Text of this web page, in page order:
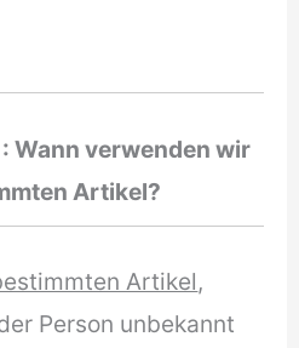
Wann verwenden wir
Artikel?
Artikel,
Person unbekannt